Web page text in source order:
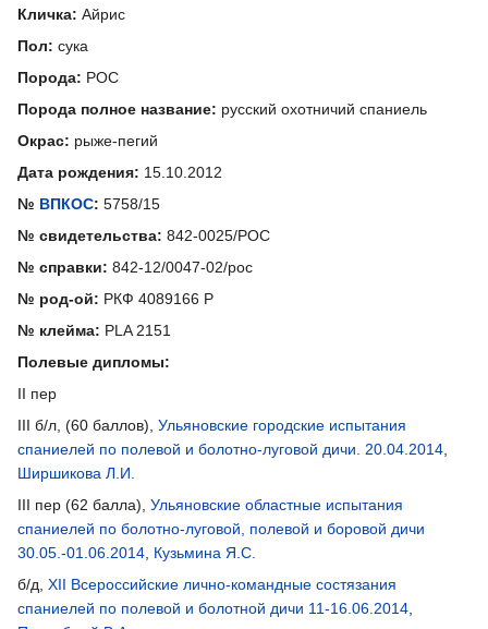
Кличка: Айрис
Пол: сука
Порода: РОС
Порода полное название: русский охотничий спаниель
Окрас: рыже-пегий
Дата рождения: 15.10.2012
№ ВПКОС: 5758/15
№ свидетельства: 842-0025/РОС
№ справки: 842-12/0047-02/рос
№ род-ой: РКФ 4089166 Р
№ клейма: PLA 2151
Полевые дипломы:
II пер
III б/л, (60 баллов), Ульяновские городские испытания
спаниелей по полевой и болотно-луговой дичи. 20.04.2014
Ширшикова Л.И.
III пер (62 балла), Ульяновские областные испытания
спаниелей по болотно-луговой, полевой и боровой дичи
30.05.-01.06.2014 Кузьмина Я.С.
б/д, XII Всероссийские лично-командные состязания
спаниелей по полевой и болотной дичи 11-16.06.2014